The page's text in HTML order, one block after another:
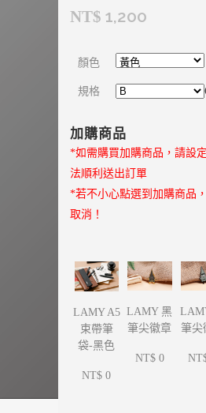
NT$ 1,200
顏色
規格
加購商品
*如需購買加購商品，請設
法順利送出訂單
*若不小心點選到加購商品
取消！
LAMY A5
束帶筆
袋-黑色
NT$ 0
LAMY 黑
筆尖徽章
NT$ 0
筆尖